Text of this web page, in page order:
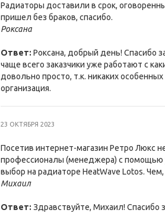
Радиаторы доставили в срок,
пришел без браков, спасибо.
Роксана
Ответ: Роксана, добрый день! Спасибо
чаще всего заказчики уже работают с
довольно просто, т.к. никаких
организация.
23 ОКТЯБРЯ 2023
Посетив интернет-магазин Ретро Люкс
профессионалы (менеджера) с помощью
выбор на радиаторе HeatWave Lotos.
Михаил
Ответ: Здравствуйте, Михаил! Спасибо